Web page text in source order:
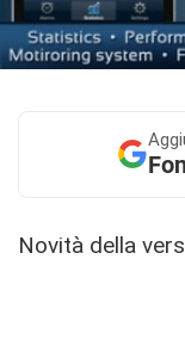
Novità della